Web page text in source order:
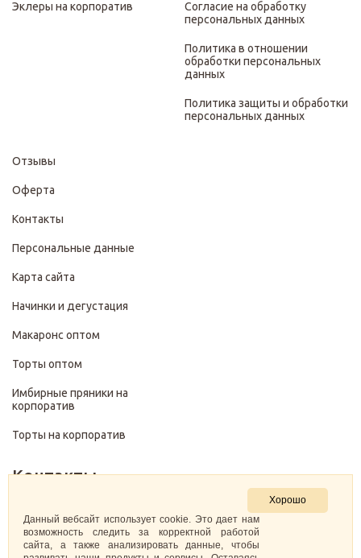
Эклеры на корпоратив
Согласие на обработку
персональных данных
Политика в отношении
обработки персональных
данных
Политика защиты и обработки
персональных данных
Отзывы
Оферта
Контакты
Персональные данные
Карта сайта
Начинки и дегустация
Макаронс оптом
Торты оптом
Имбирные пряники на
корпоратив
Торты на корпоратив
Контакты
+7 (499) 322-28-29
pirojenka.rf@gmail.com
Хорошо
Данный вебсайт использует cookie. Это дает нам
возможность следить за корректной работой
сайта, а также анализировать данные, чтобы